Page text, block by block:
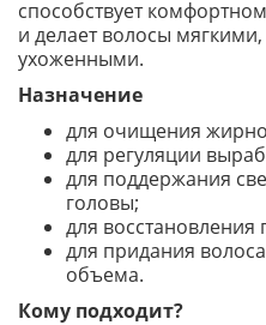
способствует
и делает волосы
ухоженными.
Назначение
для очищения
для регуляции
для поддержания
головы;
для восстановления
для придания
объема.
Кому подходит?